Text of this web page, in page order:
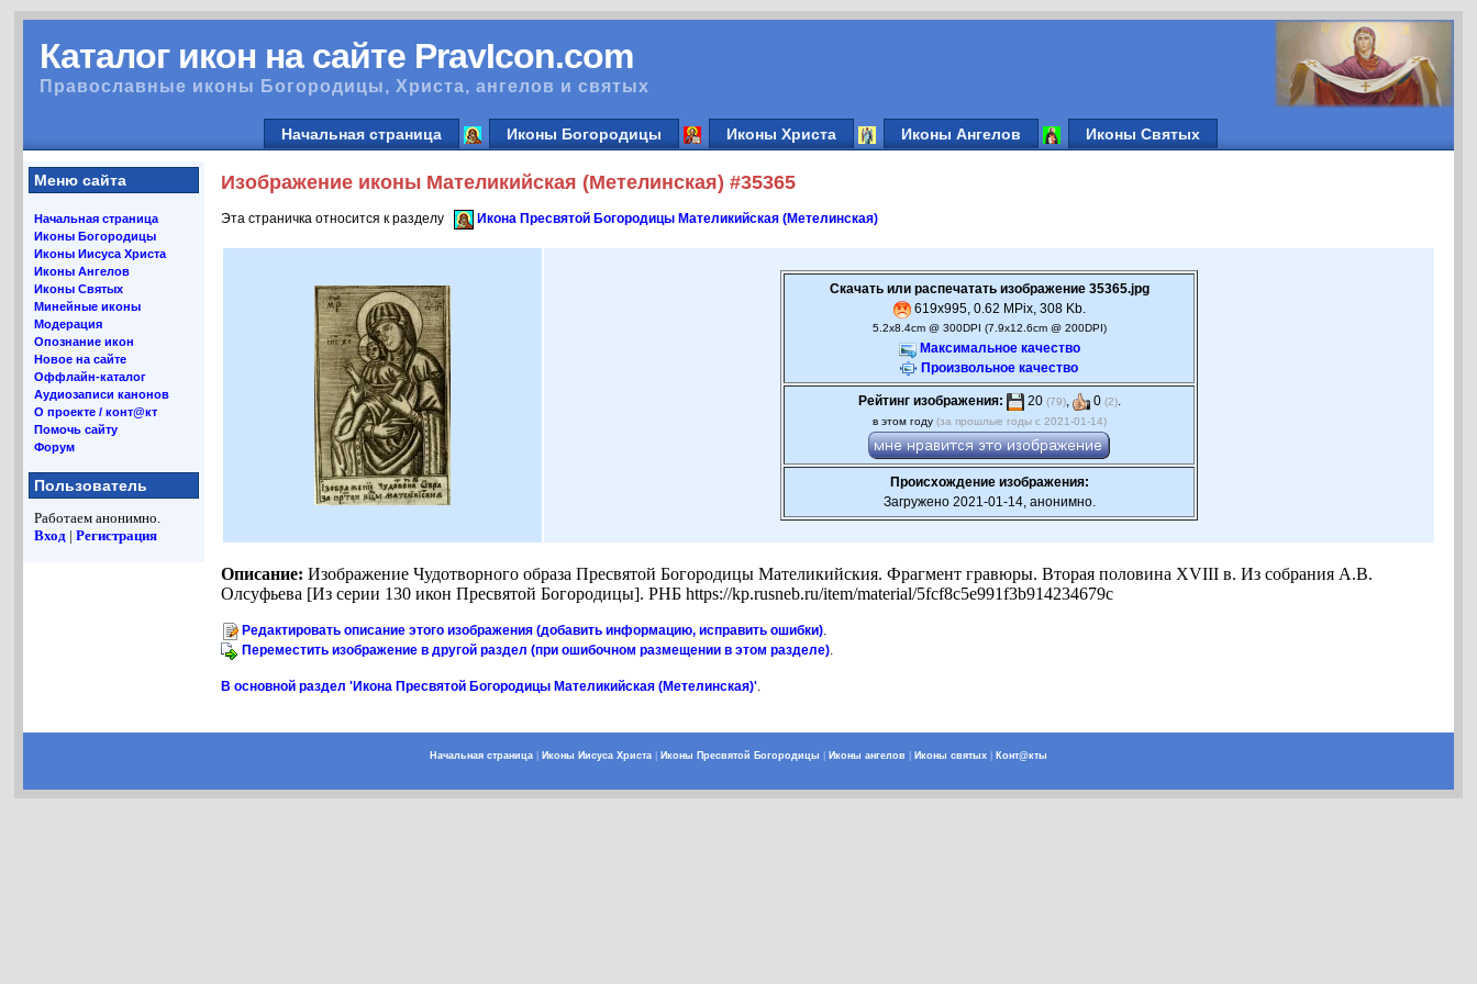
Каталог икон на сайте PravIcon.com
Православные иконы Богородицы, Христа, ангелов и святых
Начальная страница Иконы Богородицы Иконы Христа Иконы Ангелов Иконы Святых
Меню сайта
Начальная страница
Иконы Богородицы
Иконы Иисуса Христа
Иконы Ангелов
Иконы Святых
Минейные иконы
Модерация
Опознание икон
Новое на сайте
Оффлайн-каталог
Аудиозаписи канонов
О проекте / конт@кт
Помочь сайту
Форум
Пользователь
Работаем анонимно.
Вход |Регистрация
Изображение иконы Мателикийская (Метелинская) #35365
Эта страничка относится к разделу Икона Пресвятой Богородицы Мателикийская (Метелинская)
Скачать или распечатать изображение 35365.jpg
619x995, 0.62 MPix, 308 Kb.
5.2x8.4cm @ 300DPI (7.9x12.6cm @ 200DPI)
Максимальное качество
Произвольное качество
Рейтинг изображения: 20 (79), 0 (2).
в этом году (за прошлые годы с 2021-01-14)
Происхождение изображения:
Загружено 2021-01-14, анонимно.
Описание: Изображение Чудотворного образа Пресвятой Богородицы Мателикийския. Фрагмент гравюры. Вторая половина XVIII в. Из собрания А.В.
Олсуфьева [Из серии 130 икон Пресвятой Богородицы]. РНБ https://kp.rusneb.ru/item/material/5fcf8c5e991f3b914234679c
Редактировать описание этого изображения (добавить информацию, исправить ошибки).
Переместить изображение в другой раздел (при ошибочном размещении в этом разделе).
В основной раздел 'Икона Пресвятой Богородицы Мателикийская (Метелинская)'.
Начальная страница Иконы Иисуса Христа Иконы Пресвятой Богородицы Иконы ангелов Иконы святых Конт@кты